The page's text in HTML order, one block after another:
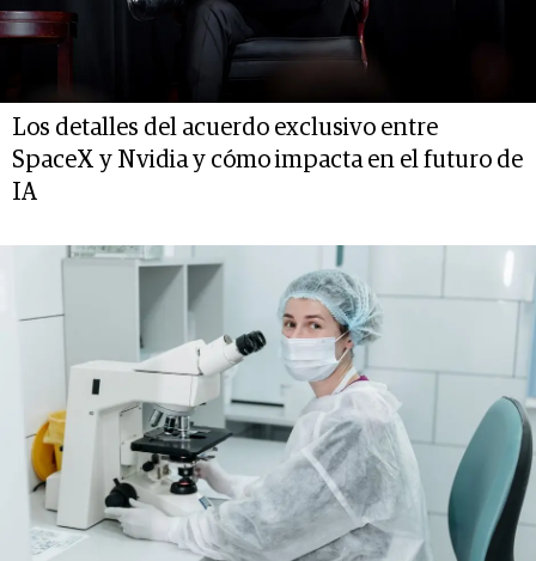
Los detalles del acuerdo exclusivo entre
SpaceX y Nvidia y cómo impacta en el futuro de
IA